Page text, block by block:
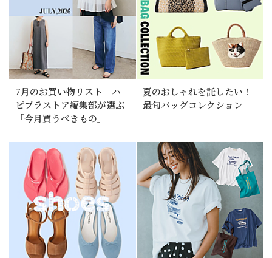
7月のお買い物リスト｜ハ
ピプラストア編集部が選ぶ
「今月買うべきもの」
夏のおしゃれを託したい！
最旬バッグコレクション